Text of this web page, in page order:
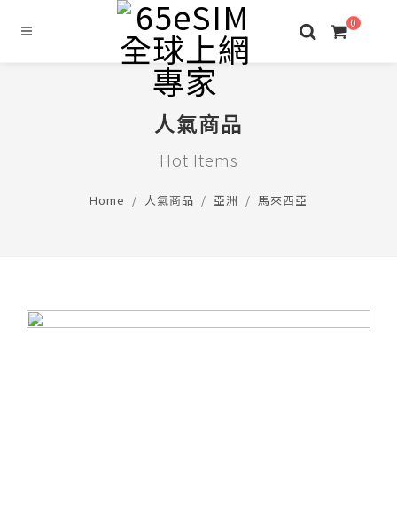
0
人氣商品
Hot Items
Home 人氣商品 亞洲 馬來西亞